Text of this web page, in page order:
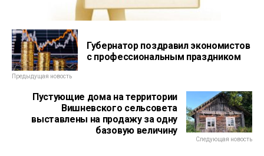
Губернатор поздравил экономистов
с профессиональным праздником
Предыдущая новость
Пустующие дома на территории
Вишневского сельсовета
выставлены на продажу за одну
базовую величину
Следующая новость